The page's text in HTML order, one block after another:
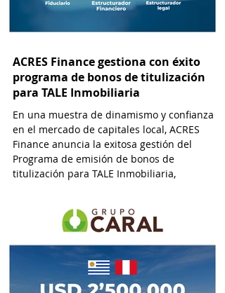
ACRES Finance gestiona con éxito
programa de bonos de titulización
para TALE Inmobiliaria
En una muestra de dinamismo y confianza
en el mercado de capitales local, ACRES
Finance anuncia la exitosa gestión del
Programa de emisión de bonos de
titulización para TALE Inmobiliaria,